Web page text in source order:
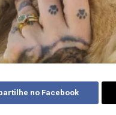
no Facebook